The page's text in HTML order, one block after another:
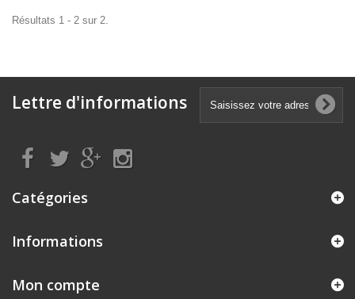
Résultats 1 - 2 sur 2.
Lettre d'informations
Catégories
Informations
Mon compte